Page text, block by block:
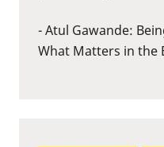
- Atul Gawande:
What Matters in the